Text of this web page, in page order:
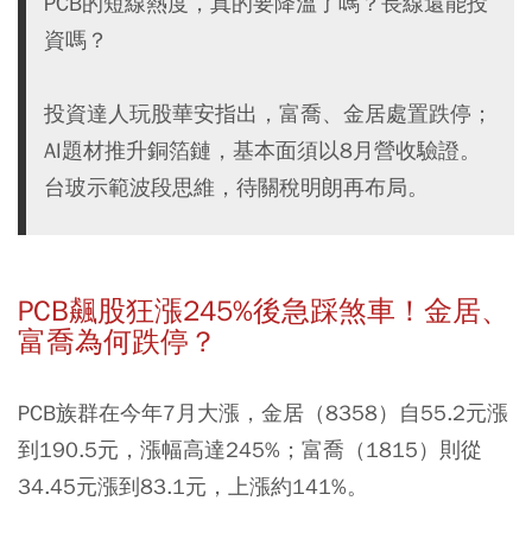
資嗎？
投資達人玩股華安指出，富喬、金居處置跌停；
AI題材推升銅箔鏈，基本面須以8月營收驗證。
台玻示範波段思維，待關稅明朗再布局。
PCB飆股狂漲245%後急踩煞車！金居、
富喬為何跌停？
PCB族群在今年7月大漲，金居（8358）自55.2元漲
到190.5元，漲幅高達245%；富喬（1815）則從
34.45元漲到83.1元，上漲約141%。